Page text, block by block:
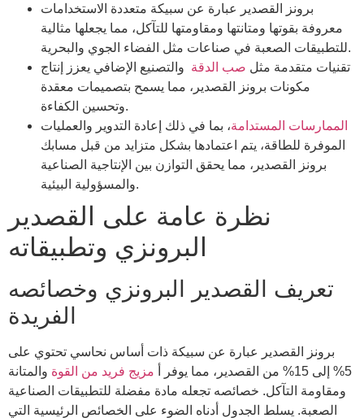
برونز القصدير عبارة عن سبيكة متعددة الاستخدامات
معروفة بقوتها ومتانتها ومقاومتها للتآكل، مما يجعلها مثالية
للتطبيقات الصعبة في صناعات مثل الفضاء الجوي والبحرية.
تقنيات متقدمة مثل صب الدقة والتصنيع الإضافي يعزز إنتاج
مكونات برونز القصدير، مما يسمح بتصميمات معقدة
وتحسين الكفاءة.
الممارسات المستدامة، بما في ذلك إعادة التدوير والعمليات
الموفرة للطاقة، يتم اعتمادها بشكل متزايد من قبل مسابك
برونز القصدير، مما يحقق التوازن بين الإنتاجية الصناعية
والمسؤولية البيئية.
نظرة عامة على القصدير
البرونزي وتطبيقاته
تعريف القصدير البرونزي وخصائصه
الفريدة
برونز القصدير عبارة عن سبيكة ذات أساس نحاسي تحتوي على
5% إلى 15% من القصدير، مما يوفر أ
مزيج فريد من القوة والمتانة
ومقاومة التآكل. خصائصه تجعله مادة مفضلة للتطبيقات الصناعية
الصعبة. يسلط الجدول أدناه الضوء على الخصائص الرئيسية التي